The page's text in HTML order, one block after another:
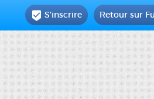
Retour sur
 S'inscrire